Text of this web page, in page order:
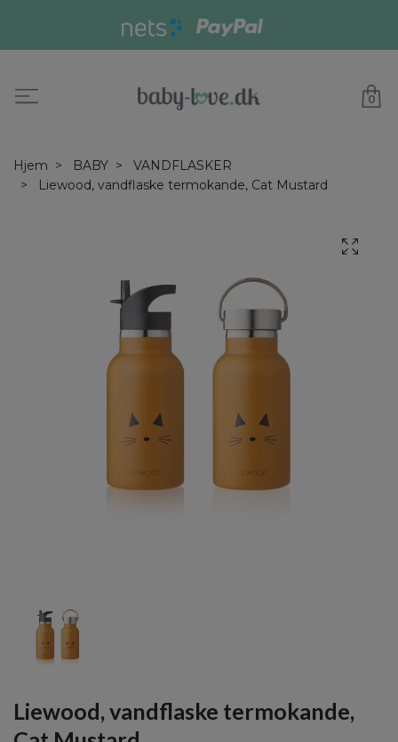
0
Hjem BABY
VANDFLASKER
Liewood, vandflaske termokande, Cat Mustard
Liewood, vandflaske termokande,